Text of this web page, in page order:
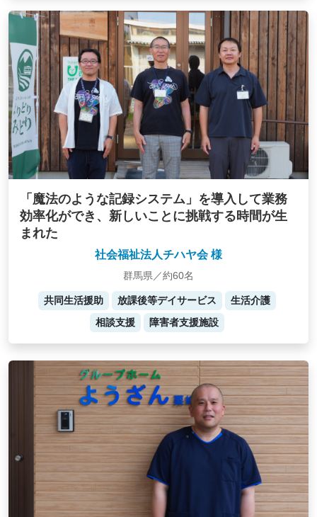
「魔法のような記録システム」を導入して業務
効率化ができ、新しいことに挑戦する時間が生
まれた
社会福祉法人チハヤ会 様
群馬県／約60名
共同生活援助 放課後等デイサービス
生活介護
相談支援
障害者支援施設